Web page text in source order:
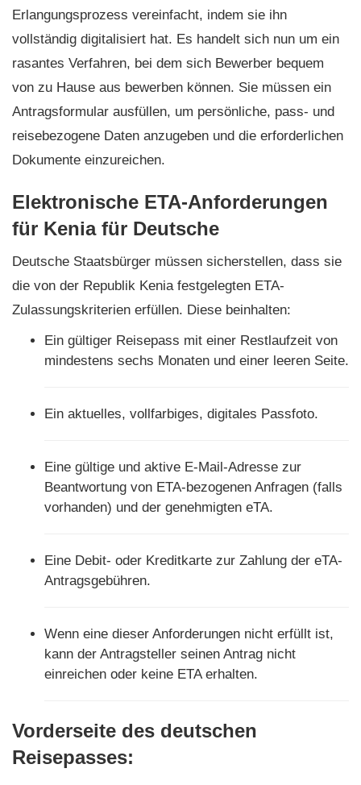
Erlangungsprozess vereinfacht, indem sie ihn
vollständig digitalisiert hat. Es handelt sich nun um ein
rasantes Verfahren, bei dem sich Bewerber bequem
von zu Hause aus bewerben können. Sie müssen ein
Antragsformular ausfüllen, um persönliche, pass- und
reisebezogene Daten anzugeben und die erforderlichen
Dokumente einzureichen.
Elektronische ETA-Anforderungen
für Kenia für Deutsche
Deutsche Staatsbürger müssen sicherstellen, dass sie
die von der Republik Kenia festgelegten ETA-
Zulassungskriterien erfüllen. Diese beinhalten:
Ein gültiger Reisepass mit einer Restlaufzeit von
mindestens sechs Monaten und einer leeren Seite.
Ein aktuelles, vollfarbiges, digitales Passfoto.
Eine gültige und aktive E-Mail-Adresse zur
Beantwortung von ETA-bezogenen Anfragen (falls
vorhanden) und der genehmigten eTA.
Eine Debit- oder Kreditkarte zur Zahlung der eTA-
Antragsgebühren.
Wenn eine dieser Anforderungen nicht erfüllt ist,
kann der Antragsteller seinen Antrag nicht
einreichen oder keine ETA erhalten.
Vorderseite des deutschen
Reisepasses: